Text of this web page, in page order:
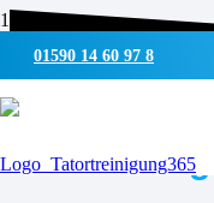
01590 14 60 97 8